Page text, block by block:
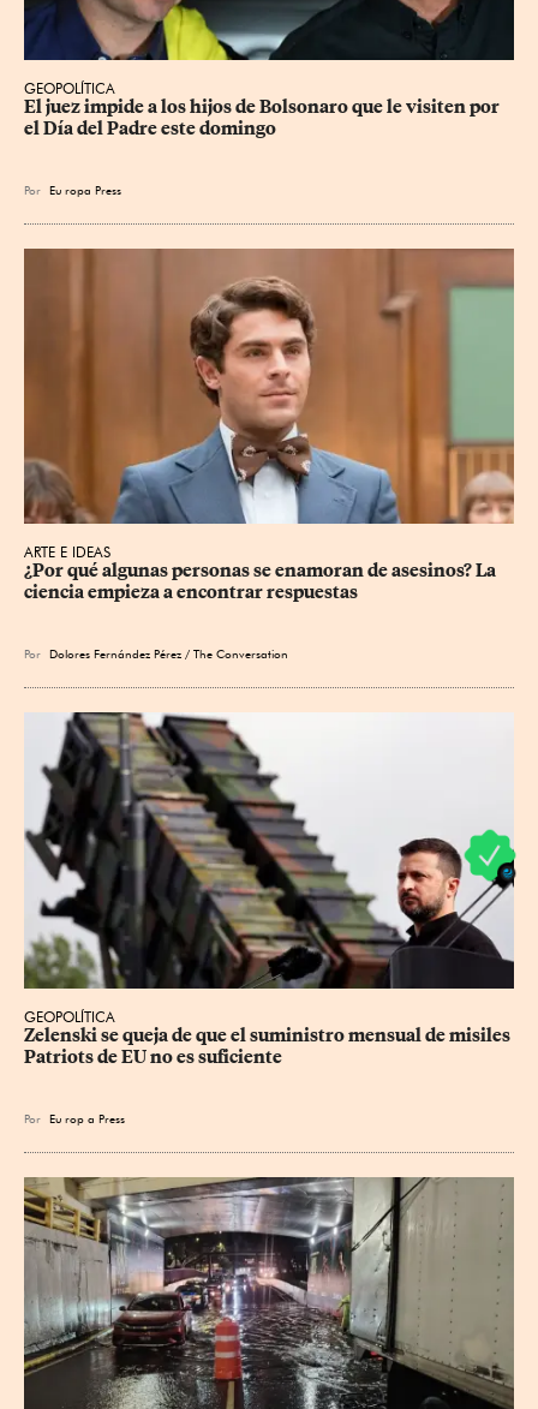
GEOPOLÍTICA
El juez impide a los hijos de Bolsonaro que le visiten por
el Día del Padre este domingo
Por Eu ropa Press
ARTE E IDEAS
¿Por qué algunas personas se enamoran de asesinos? La
ciencia empieza a encontrar respuestas
Por Dolores Fernández Pérez / The Conversation
GEOPOLÍTICA
Zelenski se queja de que el suministro mensual de misiles
Patriots de EU no es suficiente
Por Eu rop a Press